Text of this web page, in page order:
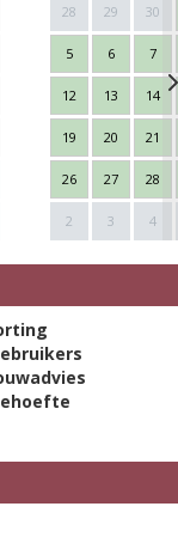
28 29 30
5 6 7
12 13 14
19 20 21
26 27 28
2 3 4